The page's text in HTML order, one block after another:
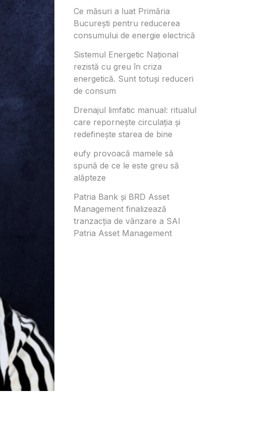
Ce măsuri a luat Primăria
București pentru reducerea
consumului de energie electrică
Sistemul Energetic Național
rezistă cu greu în criza
energetică. Sunt totuși reduceri
de consum
Drenajul limfatic manual: ritualul
care repornește circulația și
redefinește starea de bine
eufy provoacă mamele să
spună de ce le este greu să
alăpteze
Patria Bank și BRD Asset
Management finalizează
tranzacția de vânzare a SAI
Patria Asset Management